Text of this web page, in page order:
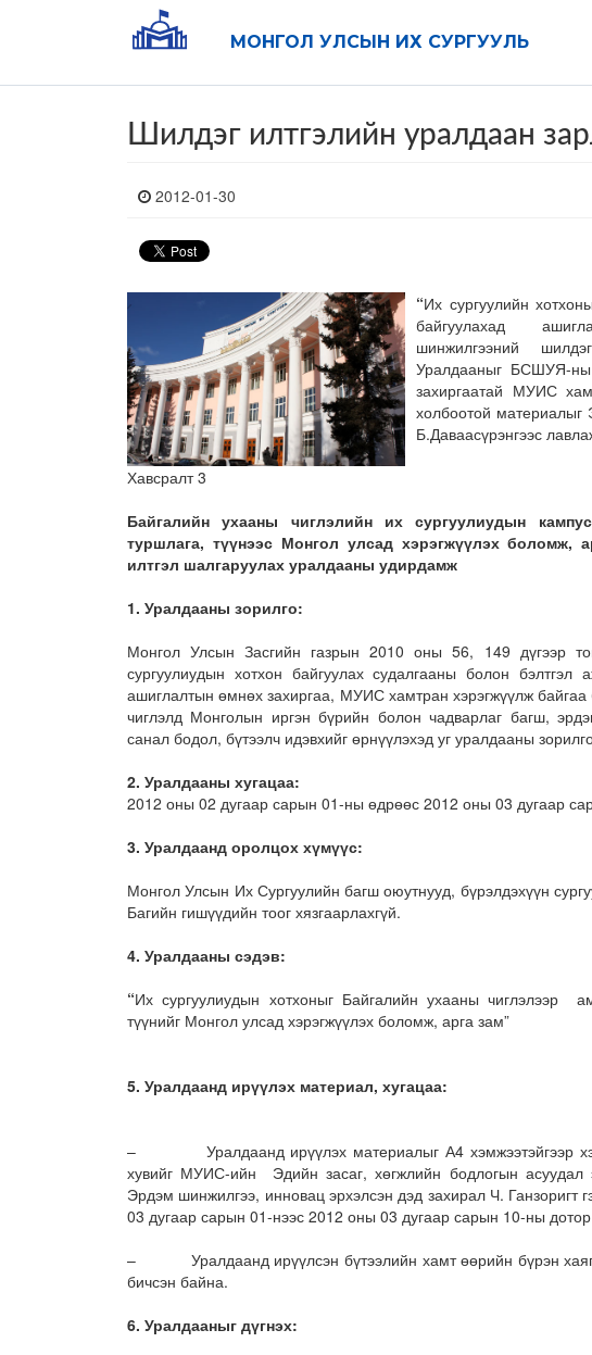
МОНГОЛ УЛСЫН ИХ СУРГУУЛЬ
Шилдэг илтгэлийн уралдаан
2012-01-30
“Их сургуулийн
байгуулахад
шинжилгээний
Уралдааныг БСШУЯ-ны
захиргаатай МУИС
холбоотой материалыг
Б.Даваасүрэнгээс
Хавсралт 3
Байгалийн ухааны чиглэлийн их сургуулиудын
туршлага, түүнээс Монгол улсад хэрэгжүүлэх боломж,
илтгэл шалгаруулах уралдааны удирдамж
1. Уралдааны зорилго:
Монгол Улсын Засгийн газрын 2010 оны 56, 149 дүгээр
сургуулиудын хотхон байгуулах судалгааны болон
ашиглалтын өмнөх захиргаа, МУИС хамтран хэрэгжүүлж байгаа
чиглэлд Монголын иргэн бүрийн болон чадварлаг багш,
санал бодол, бүтээлч идэвхийг өрнүүлэхэд уг уралдааны
2. Уралдааны хугацаа:
2012 оны 02 дугаар сарын 01-ны өдрөөс 2012 оны 03 дугаар
3. Уралдаанд оролцох хүмүүс:
Монгол Улсын Их Сургуулийн багш оюутнууд, бүрэлдэхүүн
Багийн гишүүдийн тоог хязгаарлахгүй.
4. Уралдааны сэдэв:
“Их сургуулиудын хотхоныг Байгалийн ухааны чиглэлээр
түүнийг Монгол улсад хэрэгжүүлэх боломж, арга зам”
5. Уралдаанд ирүүлэх материал, хугацаа:
– Уралдаанд ирүүлэх материалыг А4 хэмжээтэйгээр
хувийг МУИС-ийн Эдийн засаг, хөгжлийн бодлогын асуудал
Эрдэм шинжилгээ, инновац эрхэлсэн дэд захирал Ч. Ганзоригт
03 дугаар сарын 01-нээс 2012 оны 03 дугаар сарын 10-ны
– Уралдаанд ирүүлсэн бүтээлийн хамт өөрийн бүрэн хаяг
бичсэн байна.
6. Уралдааныг дүгнэх: